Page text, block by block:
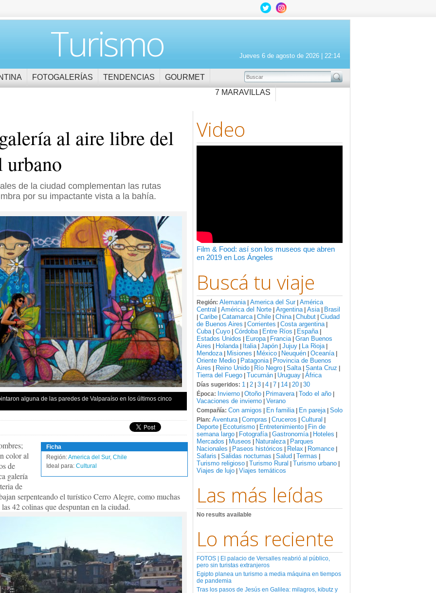
Jueves 6 de agosto de 2026 | 22:14
Turismo
BUSCAR
FOTOGALERÍAS TENDENCIAS
GOURMET
7 MARAVILLAS
Video
Film & Food: así son los museos que abren
en 2019 en Los Ángeles
Buscá tu viaje
Región: Alemania| America del Sur| América
Central
América del Norte Argentina| Asia| Brasil
Caribe Catamarca| Chile China| Chubut Ciudad
de Buenos Aires
Corrientes Costa argentina|
Cuba| Cuyo Córdoba| Entre Ríos España|
Estados Unidos Europa| Francia| Gran Buenos
Aires
Holanda| Italia| Japón Jujuy La Rioja|
Mendoza| Misiones México Neuquén Oceanía|
Oriente Medio Patagonia|
Provincia de Buenos
Aires
Reino Unido Río Negro Salta| Santa Cruz
Tierra del Fuego Tucumán Uruguay África
Días sugeridos: 1 2 3 4 7 14 20 30
Época: Invierno Otoño Primavera| Todo el año
Vacaciones de invierno Verano
Compañía: Con amigos En familia| En pareja| Solo
Plan: Aventura| Compras Cruceros Cultural
Deporte Ecoturismo Entretenimiento
Fin de
semana largo
Fotografía| Gastronomía| Hoteles
Mercados Museos Naturaleza|
Parques
Nacionales
Paseos históricos Relax Romance
Safaris Salidas nocturnas Salud Termas
Turismo religioso Turismo Rural Turismo urbano
Viajes de lujo Viajes temáticos
Las más leídas
No results available
Lo más reciente
FOTOS | El palacio de Versalles reabrió al público,
pero sin turistas extranjeros
Egipto planea un turismo a media máquina en tiempos
de pandemia
Tras los pasos de Jesús en Galilea: milagros, kibutz y
al aire libre del
de la ciudad complementan las rutas
por su impactante vista a la bahía.
alguna de las paredes de Valparaíso en los últimos cinco
Ficha
Región:America del Sur, Chile
Ideal para: Cultural
color al
de
galería
de
serpenteando el turístico Cerro Alegre, como muchas
42 colinas que despuntan en la ciudad.